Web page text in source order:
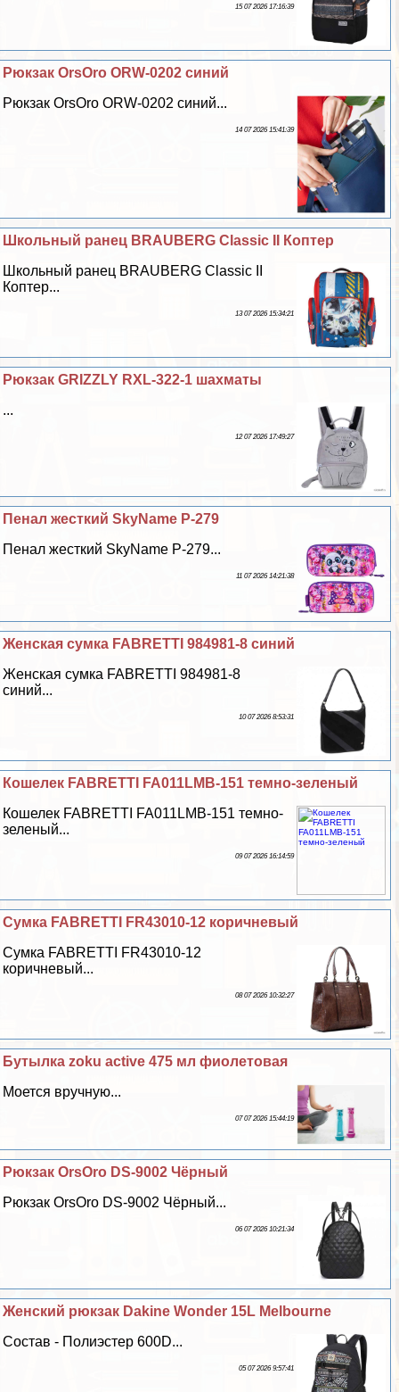
15 07 2026 17:16:39
Рюкзак OrsOro ORW-0202 синий
Рюкзак OrsOro ORW-0202 синий...
14 07 2026 15:41:39
Школьный ранец BRAUBERG Classic II Коптер
Школьный ранец BRAUBERG Classic II
Коптер...
13 07 2026 15:34:21
Рюкзак GRIZZLY RXL-322-1 шахматы
...
12 07 2026 17:49:27
Пенал жесткий SkyName P-279
Пенал жесткий SkyName P-279...
11 07 2026 14:21:38
Женская сумка FABRETTI 984981-8 синий
Женская сумка FABRETTI 984981-8
синий...
10 07 2026 8:53:31
Кошелек FABRETTI FA011LMB-151 темно-зеленый
Кошелек FABRETTI FA011LMB-151 темно-
зеленый...
09 07 2026 16:14:59
Сумка FABRETTI FR43010-12 коричневый
Сумка FABRETTI FR43010-12
коричневый...
08 07 2026 10:32:27
Бутылка zoku active 475 мл фиолетовая
Моется вручную...
07 07 2026 15:44:19
Рюкзак OrsOro DS-9002 Чёрный
Рюкзак OrsOro DS-9002 Чёрный...
06 07 2026 10:21:34
Женский рюкзак Dakine Wonder 15L Melbourne
Состав - Полиэстер 600D...
05 07 2026 9:57:41